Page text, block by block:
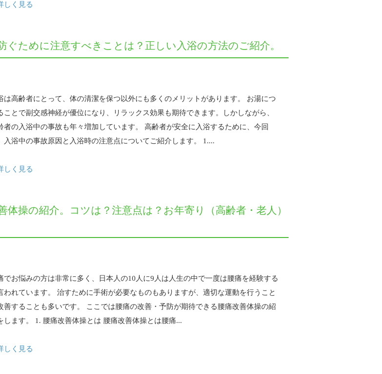
く見る
ぐために注意すべきことは？正しい入浴の方法のご紹介。
は高齢者にとって、体の清潔を保つ以外にも多くのメリットがあります。 お湯につ
ことで副交感神経が優位になり、リラックス効果も期待できます。しかしながら、
者の入浴中の事故も年々増加しています。 高齢者が安全に入浴するために、今回
入浴中の事故原因と入浴時の注意点についてご紹介します。 1....
く見る
操の紹介。コツは？注意点は？お年寄り（高齢者・老人）
でお悩みの方は非常に多く、日本人の10人に9人は人生の中で一度は腰痛を経験する
われています。 治すために手術が必要なものもありますが、適切な運動を行うこと
善することも多いです。 ここでは腰痛の改善・予防が期待できる腰痛改善体操の紹
します。 1. 腰痛改善体操とは 腰痛改善体操とは腰痛...
く見る